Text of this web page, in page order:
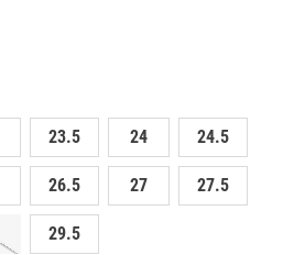
23.5 24 24.5
26.5 27 27.5
29.5